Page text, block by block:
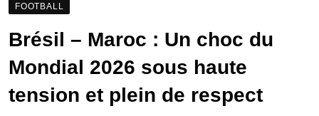
FOOTBALL
Brésil – Maroc : Un choc du
Mondial 2026 sous haute
tension et plein de respect